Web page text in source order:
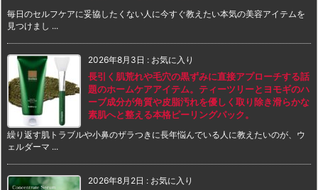
毎日のセルフケアに妥協したくない人に今すぐ教えたい本気の美容アイテムを
見つけまし ...
2026年8月3日 : お気に入り
長引く肌荒れや毛穴の黒ずみに直接アプローチする話
題のホームケアアイテム。ティーツリーとヨモギのハ
ーブ成分が角質や皮脂汚れを優しく取り除き滑らかな
素肌へと整える本格ピーリングパック。
繰り返す肌トラブルや小鼻のザラつきに長年悩んでいる人に教えたいのが、ウ
ェルダーマ ...
2026年8月2日 : お気に入り